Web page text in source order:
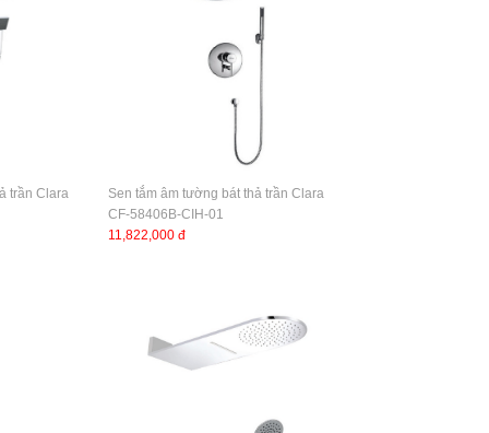
trần Clara
Sen tắm âm tường bát thả trần Clara
CF-58406B-CIH-01
11,822,000 đ